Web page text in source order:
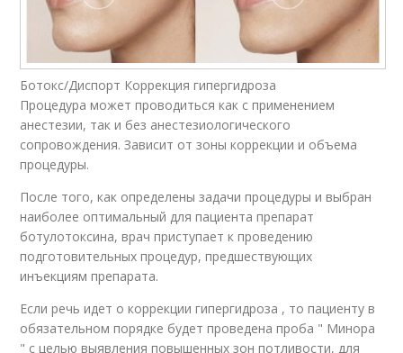
Ботокс/Диспорт Коррекция гипергидроза
Процедура может проводиться как с применением
анестезии, так и без анестезиологического
сопровождения. Зависит от зоны коррекции и объема
процедуры.
После того, как определены задачи процедуры и выбран
наиболее оптимальный для пациента препарат
ботулотоксина, врач приступает к проведению
подготовительных процедур, предшествующих
инъекциям препарата.
Если речь идет о коррекции гипергидроза , то пациенту в
обязательном порядке будет проведена проба " Минора
" с целью выявления повышенных зон потливости, для